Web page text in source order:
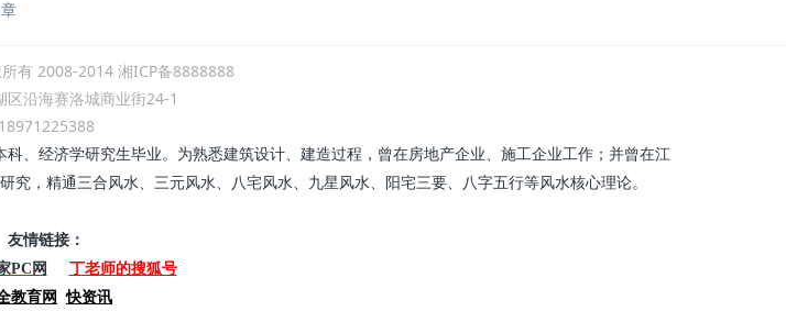
有 2008-2014 湘ICP备8888888
区沿海赛洛城商业街24-1
18971225388
、经济学研究生毕业。为熟悉建筑设计、建造过程，曾在房地产企业、施工企业工作；并曾在江
，精通三合风水、三元风水、八宅风水、九星风水、阳宅三要、八字五行等风水核心理论。
友情链接：
PC网
丁老师的搜狐号
教育网 快资讯